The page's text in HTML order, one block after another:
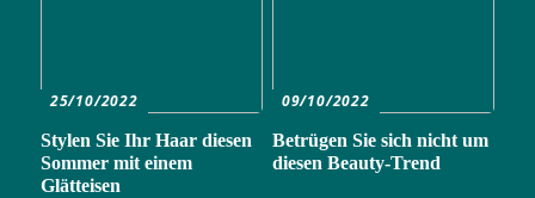
25/10/2022
Stylen Sie Ihr Haar diesen
Sommer mit einem
Glätteisen
09/10/2022
Betrügen Sie sich nicht um
diesen Beauty-Trend